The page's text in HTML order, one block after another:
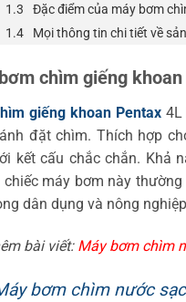
Đặc điểm của máy bơm
Mọi thông tin chi tiết về
chìm giếng
giếng khoan Pentax4L
đặt chìm. Thích hợp
kết cấu chắc chắn. Khả
chiếc máy bơm này
dân dụng và nông
bài viết: Máy bơm chìm
bơm chìm nước